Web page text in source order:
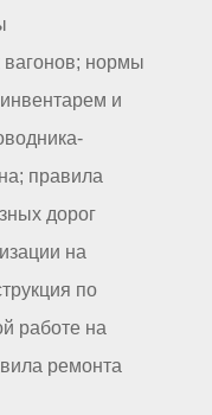
вагонов; нормы
и
правила
дорог
на
по
работе на
ремонта